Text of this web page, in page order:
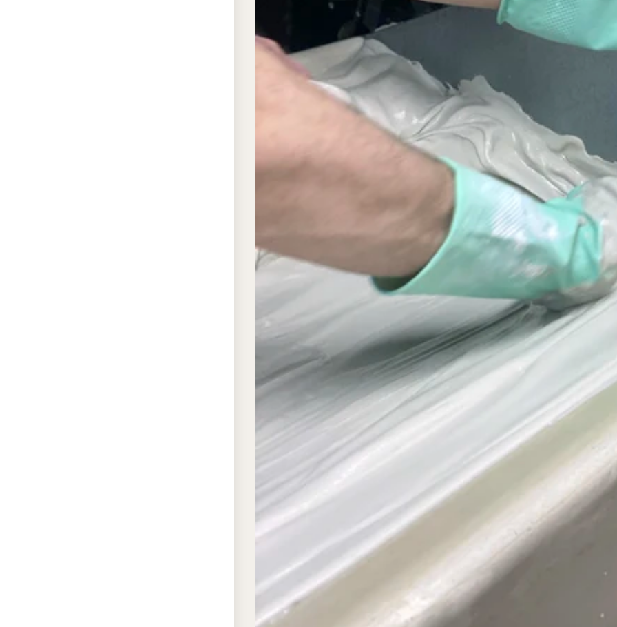
температурному расширению, что
исключает появление трещин на
стыках в процессе эксплуатации;
Пожаробезопасность класса
абсолютно негорючий
природный материал, экологически
чистый и безопасный для жилых
комнат;
плотная, шелковистая
текстура идеальна для точечного
патинирования, деликатного
старения или покрытия золотой
Законченность композиции напрямую
зависит от правильного подбора
ширины и профиля сопрягаемого
молдинга. Гипсовый угол превращает
монотонную плоскость стены в
сложную архитектурную игру
объёмов, переводя интерьер в
категорию респектабельной классики,
которая со временем только растёт в